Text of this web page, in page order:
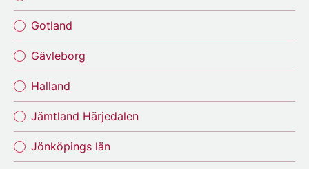
Gotland
Gävleborg
Halland
Jämtland Härjedalen
Jönköpings län